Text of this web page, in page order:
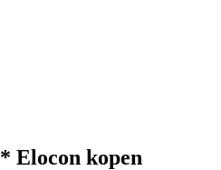
Elocon kopen